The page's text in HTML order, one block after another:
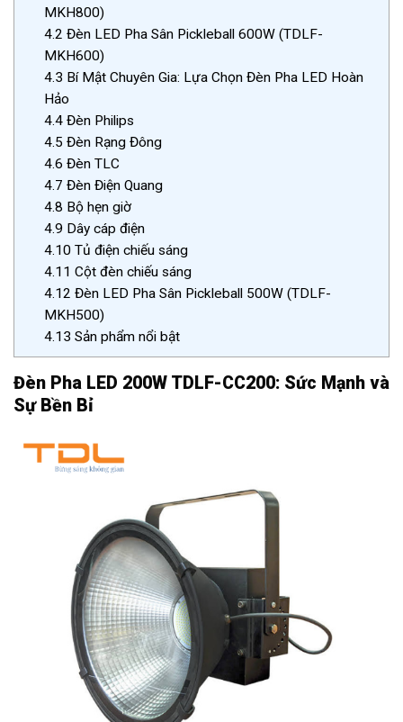
MKH800)
4.2 Đèn LED Pha Sân Pickleball 600W (TDLF-
MKH600)
4.3 Bí Mật Chuyên Gia: Lựa Chọn Đèn Pha LED Hoàn
Hảo
4.4 Đèn Philips
4.5 Đèn Rạng Đông
4.6 Đèn TLC
4.7 Đèn Điện Quang
4.8 Bộ hẹn giờ
4.9 Dây cáp điện
4.10 Tủ điện chiếu sáng
4.11 Cột đèn chiếu sáng
4.12 Đèn LED Pha Sân Pickleball 500W (TDLF-
MKH500)
4.13 Sản phẩm nổi bật
Đèn Pha LED 200W TDLF-CC200: Sức Mạnh và
Sự Bền Bỉ